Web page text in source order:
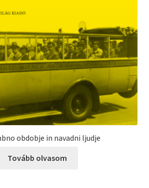
obdobje in navadni ljudje
Tovább olvasom